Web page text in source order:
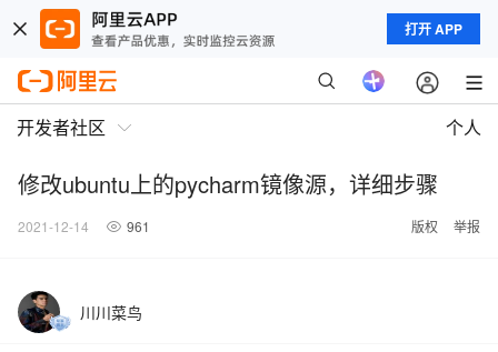
打开 APP
开发者社区 个人
修改ubuntu上的pycharm镜像源，详细步骤
2021-12-14 961 版权 举报
川川菜鸟